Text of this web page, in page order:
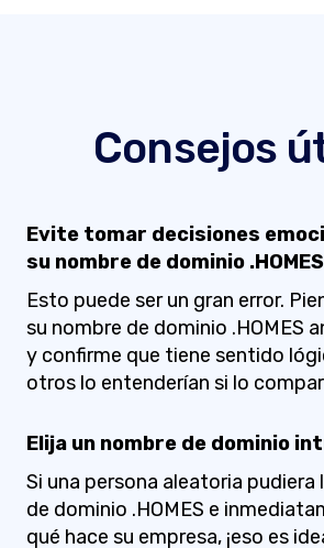
Consejos
Evite tomar decisiones
su nombre de dominio .HOMES
Esto puede ser un gran error.
su nombre de dominio .HOMES
y confirme que tiene sentido
otros lo entenderían si lo
Elija un nombre de dominio
Si una persona aleatoria pudiera
de dominio .HOMES e
qué hace su empresa, ¡eso es